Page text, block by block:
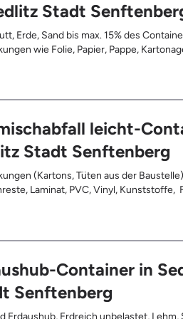
Stadt
Erde, Sand bis max. 15% des
wie Folie, Papier, Pappe,
Gummi, Styropor, Holz (z.B.
Restentleerte Gebinde wie Dosen,
leicht-
Stadt Senftenberg
(Kartons, Tüten aus der
Folien, Gummi,
Gardinen, Gipswände/
des gesamten Containerinhalts
Container in
Senftenberg
Erdaushub, Erdreich unbelastet, Lehm,